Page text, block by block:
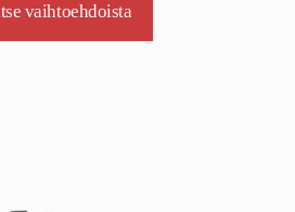
vaihtoehdoista